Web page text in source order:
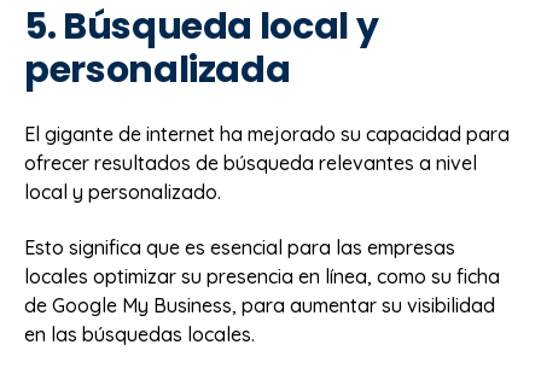
5. Búsqueda local y
personalizada
El gigante de internet ha mejorado su capacidad para
ofrecer resultados de búsqueda relevantes a nivel
local y personalizado.
Esto significa que es esencial para las empresas
locales optimizar su presencia en línea, como su ficha
de Google My Business, para aumentar su visibilidad
en las búsquedas locales.